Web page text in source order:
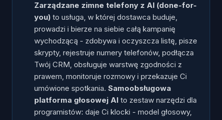
Czym jest samoobsługowy zestaw narzędzi głosowej
Czego tak naprawdę wymaga od Ciebie każde
rozwiązanie?
Jaką ukrytą pracę zostawia na Twoim biurku zestaw
samoobsługowy?
Kiedy samoobsługowa platforma ma sens?
Kiedy wybrać rozwiązanie zarządzane?
Jak wybrać między nimi?
Zarządzane zimne telefony z AI (done-for-
you) to usługa, w której dostawca buduje,
prowadzi i bierze na siebie całą kampanię
wychodzącą - zdobywa i oczyszcza listę, pisze
skrypty, rejestruje numery telefonów, podłącza
Twój CRM, obsługuje warstwę zgodności z
prawem, monitoruje rozmowy i przekazuje Ci
umówione spotkania. Samoobsługowa
platforma głosowej AI to zestaw narzędzi dla
programistów: daje Ci klocki - model głosowy,